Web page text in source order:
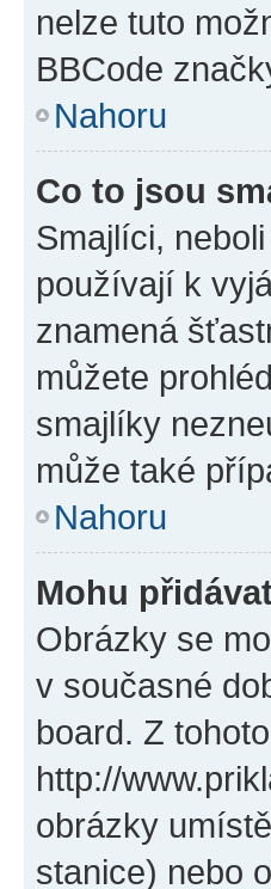
nelze tuto
BBCode
Nahoru
Co to jsou
Smajlíci,
používají k
znamená
můžete
smajlíky
může také
Nahoru
Mohu
Obrázky se
v současné
board. Z
http://
obrázky
stanice) nebo